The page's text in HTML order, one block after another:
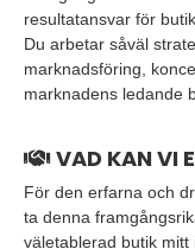
resultatansvar för
Du arbetar såväl
marknadsföring,
marknadens ledande
VAD KAN VI
För den erfarna och
ta denna
väletablerad butik